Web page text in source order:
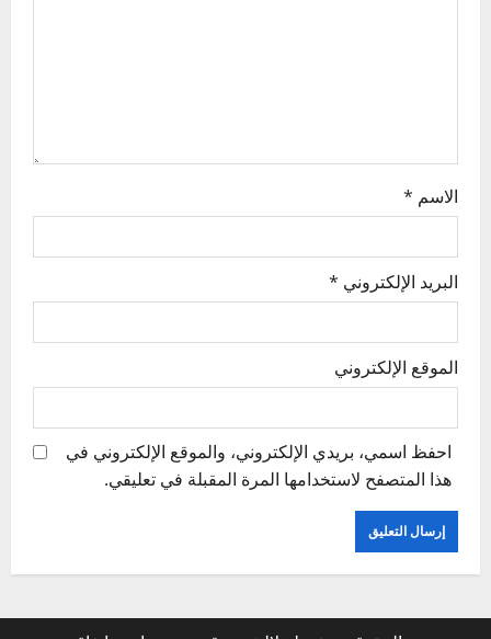
n
الاسم *
البريد الإلكتروني *
الموقع الإلكتروني
احفظ اسمي، بريدي الإلكتروني، والموقع الإلكتروني في
هذا المتصفح لاستخدامها المرة المقبلة في تعليقي.